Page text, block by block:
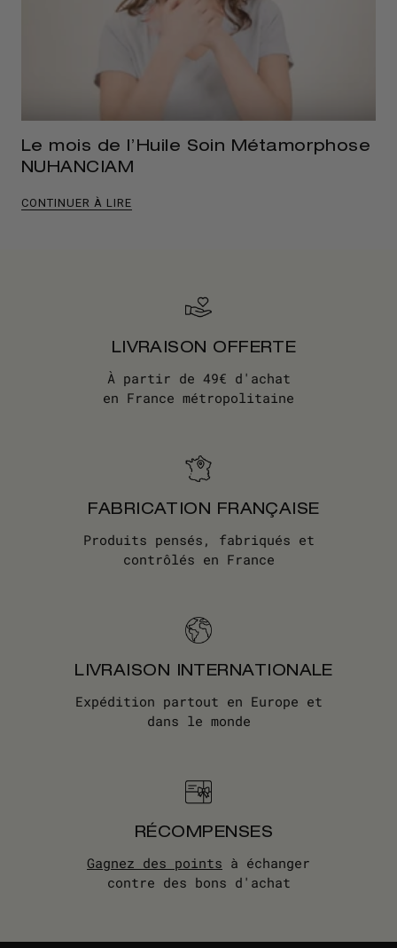
Le mois de l’Huile Soin Métamorphose
NUHANCIAM
CONTINUER À LIRE
LIVRAISON OFFERTE
À partir de 49€ d'achat
en France métropolitaine
FABRICATION FRANÇAISE
Produits pensés, fabriqués et
contrôlés en France
LIVRAISON INTERNATIONALE
Expédition partout en Europe et
dans le monde
RÉCOMPENSES
Gagnez des points à échanger
contre des bons d'achat